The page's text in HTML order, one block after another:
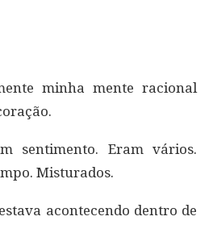
minha mente racional
sentimento. Eram vários.
Misturados.
acontecendo dentro de